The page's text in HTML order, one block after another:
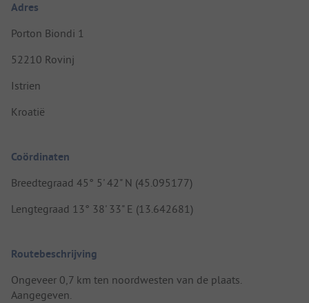
Adres
Porton Biondi 1
52210 Rovinj
Istrien
Kroatië
Coördinaten
Breedtegraad 45° 5' 42" N (45.095177)
Lengtegraad 13° 38' 33" E (13.642681)
Routebeschrijving
Ongeveer 0,7 km ten noordwesten van de plaats.
Aangegeven.